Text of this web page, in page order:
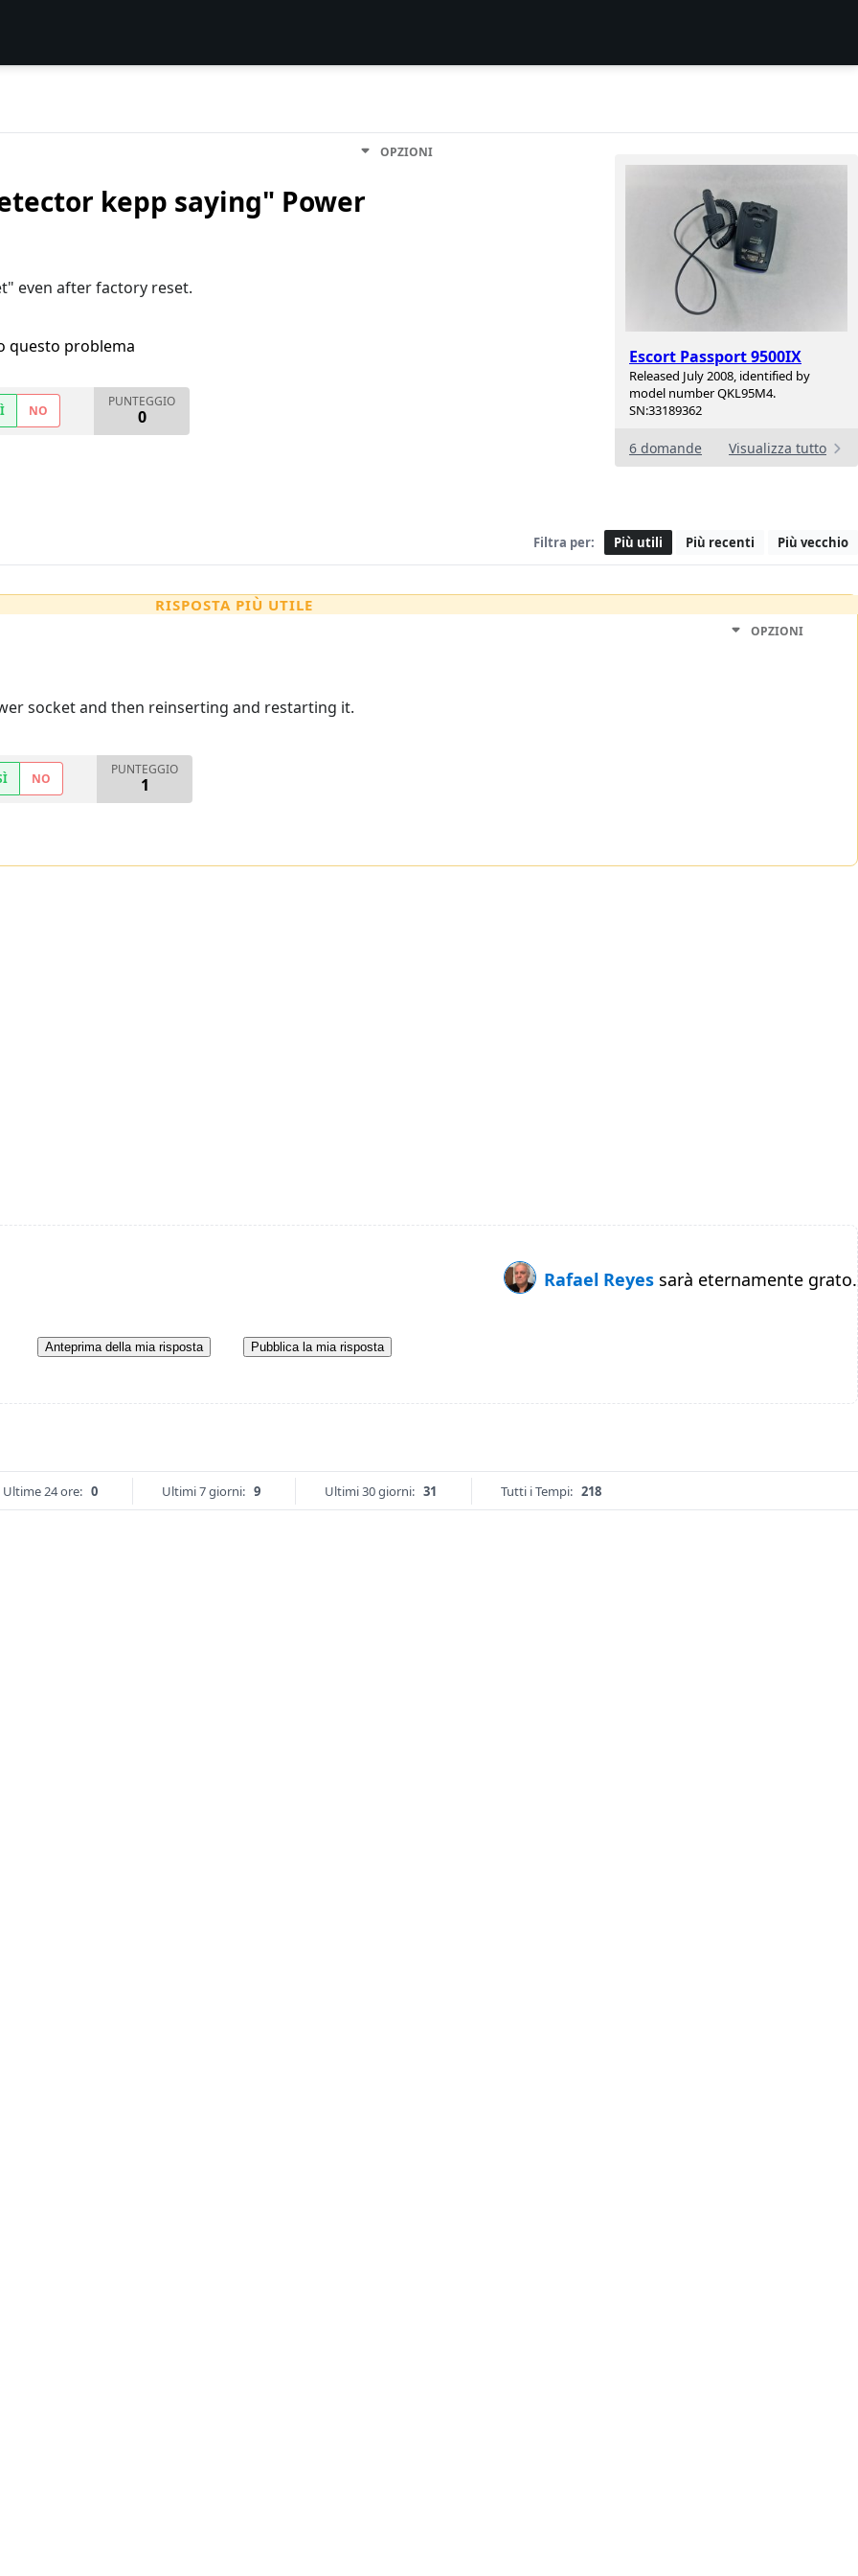
Escort Passport 9500IX
Released July 2008, identified by
model number QKL95M4.
SN:33189362
6 domande Visualizza tutto
OPZIONI
kepp saying" Power
even after factory reset.
questo problema
NO
PUNTEGGIO
0
Filtra per: Più utili Più recenti Più vecchio
RISPOSTA PIÙ UTILE
OPZIONI
socket and then reinserting and restarting it.
NO
PUNTEGGIO
1
Rafael Reyes sarà eternamente grato.
Anteprima della mia risposta Pubblica la mia risposta
Ultime 24 ore: 0 Ultimi 7 giorni: 9 Ultimi 30 giorni: 31 Tutti i Tempi: 218